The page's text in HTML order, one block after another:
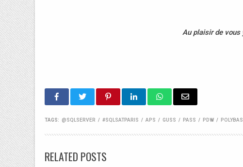
Au plaisir de vous
TAGS: @SQLSERVER / #SQLSATPARIS / APS / GUSS / PASS / PDW /
RELATED POSTS